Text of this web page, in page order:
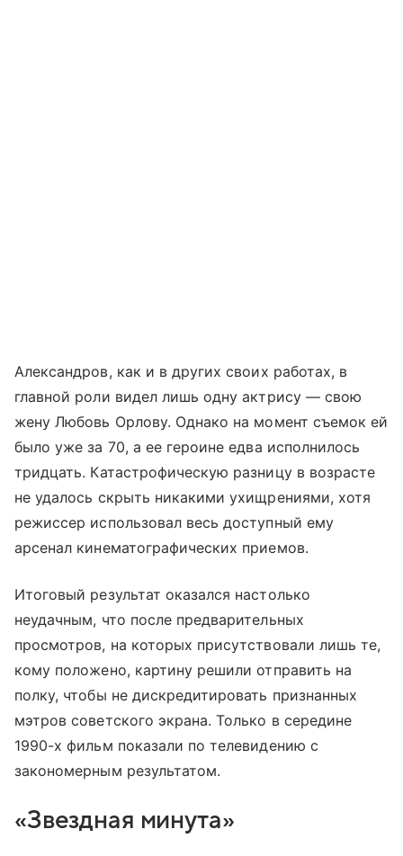
Александров, как и в других своих работах, в
главной роли видел лишь одну актрису — свою
жену Любовь Орлову. Однако на момент съемок ей
было уже за 70, а ее героине едва исполнилось
тридцать. Катастрофическую разницу в возрасте
не удалось скрыть никакими ухищрениями, хотя
режиссер использовал весь доступный ему
арсенал кинематографических приемов.
Итоговый результат оказался настолько
неудачным, что после предварительных
просмотров, на которых присутствовали лишь те,
кому положено, картину решили отправить на
полку, чтобы не дискредитировать признанных
мэтров советского экрана. Только в середине
1990-х фильм показали по телевидению с
закономерным результатом.
«Звездная минута»